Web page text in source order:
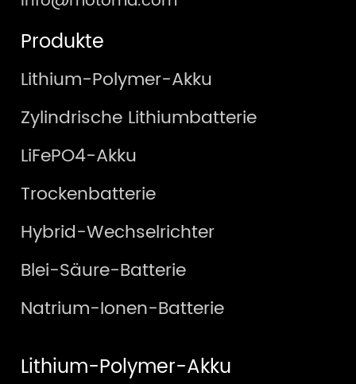
Produkte
Lithium-Polymer-Akku
Zylindrische Lithiumbatterie
LiFePO4-Akku
Trockenbatterie
Hybrid-Wechselrichter
Blei-Säure-Batterie
Natrium-Ionen-Batterie
Lithium-Polymer-Akku